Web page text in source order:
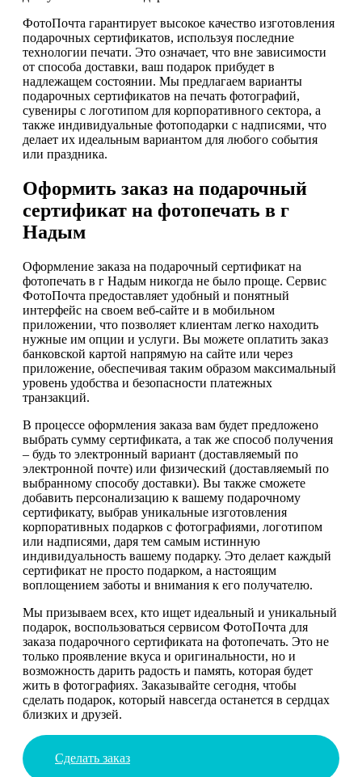
ФотоПочта гарантирует высокое качество изготовления
подарочных сертификатов, используя последние
технологии печати. Это означает, что вне зависимости
от способа доставки, ваш подарок прибудет в
надлежащем состоянии. Мы предлагаем варианты
подарочных сертификатов на печать фотографий,
сувениры с логотипом для корпоративного сектора, а
также индивидуальные фотоподарки с надписями, что
делает их идеальным вариантом для любого события
или праздника.
Оформить заказ на подарочный
сертификат на фотопечать в г
Надым
Оформление заказа на подарочный сертификат на
фотопечать в г Надым никогда не было проще. Сервис
ФотоПочта предоставляет удобный и понятный
интерфейс на своем веб-сайте и в мобильном
приложении, что позволяет клиентам легко находить
нужные им опции и услуги. Вы можете оплатить заказ
банковской картой напрямую на сайте или через
приложение, обеспечивая таким образом максимальный
уровень удобства и безопасности платежных
транзакций.
В процессе оформления заказа вам будет предложено
выбрать сумму сертификата, а так же способ получения
– будь то электронный вариант (доставляемый по
электронной почте) или физический (доставляемый по
выбранному способу доставки). Вы также сможете
добавить персонализацию к вашему подарочному
сертификату, выбрав уникальные изготовления
корпоративных подарков с фотографиями, логотипом
или надписями, даря тем самым истинную
индивидуальность вашему подарку. Это делает каждый
сертификат не просто подарком, а настоящим
воплощением заботы и внимания к его получателю.
Мы призываем всех, кто ищет идеальный и уникальный
подарок, воспользоваться сервисом ФотоПочта для
заказа подарочного сертификата на фотопечать. Это не
только проявление вкуса и оригинальности, но и
возможность дарить радость и память, которая будет
жить в фотографиях. Заказывайте сегодня, чтобы
сделать подарок, который навсегда останется в сердцах
близких и друзей.
Сделать заказ